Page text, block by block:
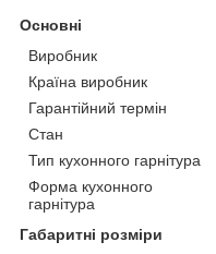
Основні
Виробник
Країна виробник
Гарантійний термін
Стан
Тип кухонного гарнітура
Форма кухонного
гарнітура
Габаритні розміри